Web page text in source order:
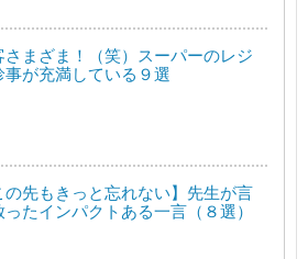
さまざま！（笑）スーパーのレジ
事が充満している９選
の先もきっと忘れない】先生が言
ったインパクトある一言（８選）